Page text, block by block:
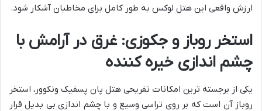
ارزش واقعی این هتل لوکس به طور کامل برای مخاطبان آشکار شود.
استخر روباز و جکوزی: غرق در آرامش با
چشم اندازی خیره کننده
یکی از برجسته ترین امکانات تفریحی هتل پان پسفیک ونکوور، استخر
روباز آن است که بر روی تراسی وسیع و با چشم اندازی بی بدیل قرار